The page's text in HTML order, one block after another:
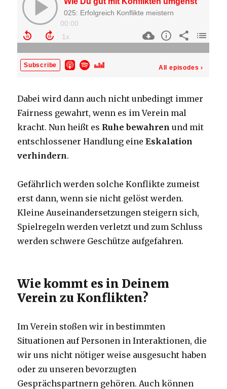
Dabei wird dann auch nicht unbedingt immer
Fairness gewahrt, wenn es im Verein mal
kracht. Nun heißt es Ruhe bewahren und mit
entschlossener Handlung eineEskalation
verhindern.
Gefährlich werden solche Konflikte zumeist
erst dann, wenn sie nicht gelöst werden.
Kleine Auseinandersetzungen steigern sich,
Spielregeln werden verletzt und zum Schluss
werden schwere Geschütze aufgefahren.
Wie kommt es in Deinem
Verein zu Konflikten?
Im Verein stoßen wir in bestimmten
Situationen auf Personen in Interaktionen, die
wir uns nicht nötiger weise ausgesucht haben
oder zu unseren bevorzugten
Gesprächspartnern gehören. Auch können